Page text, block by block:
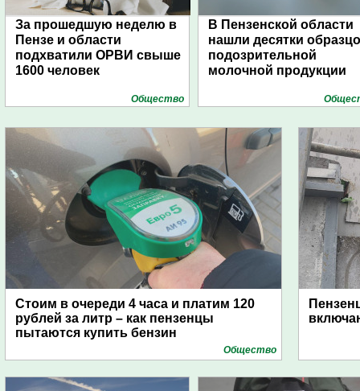
За прошедшую неделю в
Пензе и области
подхватили ОРВИ свыше
1600 человек
Общество
В Пензенской области
нашли десятки
подозрительной
молочной продукции
Стоим в очереди 4 часа и платим 120
рублей за литр – как пензенцы
пытаются купить бензин
Общество